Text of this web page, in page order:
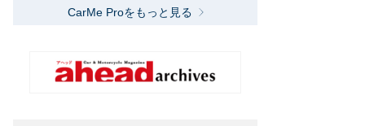
CarMe Proをもっと見る